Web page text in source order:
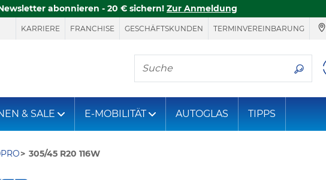
abonnieren - 20 € sichern! Zur Anmeldung
KARRIERE FRANCHISE GESCHÄFTSKUNDEN TERMINVEREINBARUNG
Hier finden Sie, was Sie suchen
& SALE E-MOBILITÄT AUTOGLAS TIPPS
305/45 R20 116W